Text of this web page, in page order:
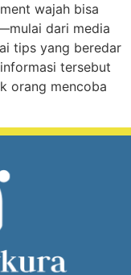
wajah bisa
dari media
tips yang beredar
tersebut
orang mencoba